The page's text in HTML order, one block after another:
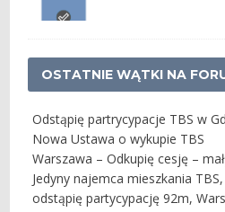
OSTATNIE WĄTKI NA
Odstąpię partrycypacje TBS w
Nowa Ustawa o wykupie TBS
Warszawa – Odkupię cesję –
Jedyny najemca mieszkania
odstąpię partycypację 92m,